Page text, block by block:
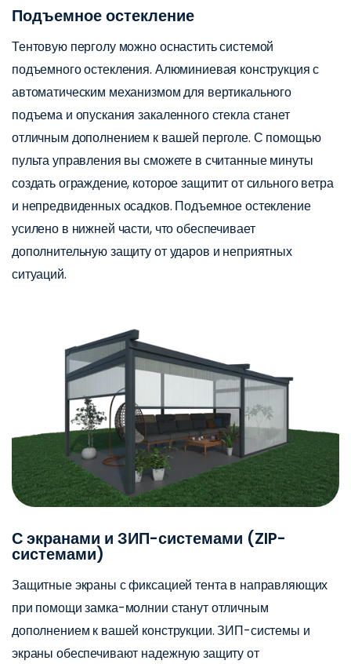
Подъемное остекление
Тентовую перголу можно оснастить системой
подъемного остекления. Алюминиевая конструкция с
автоматическим механизмом для вертикального
подъема и опускания закаленного стекла станет
отличным дополнением к вашей перголе. С помощью
пульта управления вы сможете в считанные минуты
создать ограждение, которое защитит от сильного ветра
и непредвиденных осадков. Подъемное остекление
усилено в нижней части, что обеспечивает
дополнительную защиту от ударов и неприятных
ситуаций.
С экранами и ЗИП-системами (ZIP-
системами)
Защитные экраны с фиксацией тента в направляющих
при помощи замка-молнии станут отличным
дополнением к вашей конструкции. ЗИП-системы и
экраны обеспечивают надежную защиту от